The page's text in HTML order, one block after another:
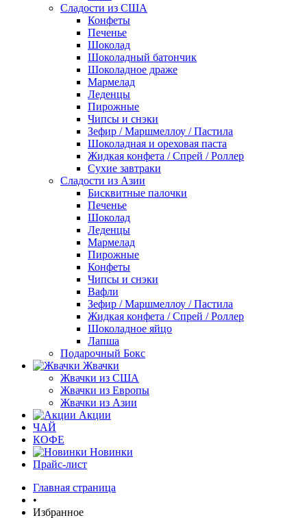
Сладости из США
Конфеты
Печенье
Шоколад
Шоколадный батончик
Шоколадное драже
Мармелад
Леденцы
Пирожные
Чипсы и снэки
Зефир / Маршмеллоу / Пастила
Шоколадная и ореховая паста
Жидкая конфета / Спрей / Роллер
Сухие завтраки
Сладости из Азии
Бисквитные палочки
Печенье
Шоколад
Леденцы
Мармелад
Пирожные
Конфеты
Чипсы и снэки
Вафли
Зефир / Маршмеллоу / Пастила
Жидкая конфета / Спрей / Роллер
Шоколадное яйцо
Лапша
Подарочный Бокс
Жвачки
Жвачки из США
Жвачки из Европы
Жвачки из Азии
Акции
ЧАЙ
КОФЕ
Новинки
Прайс-лист
Главная страница
•
Избранное